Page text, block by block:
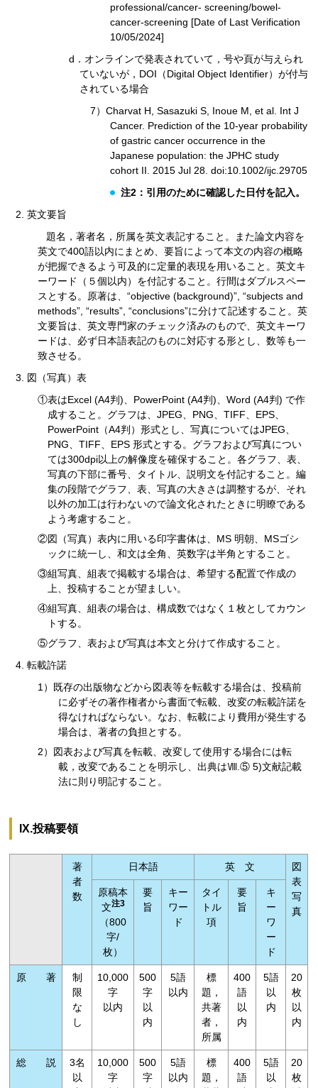
professional/cancer- screening/bowel-
cancer-screening [Date of Last Verification
10/05/2024]
d．オンラインで発表されていて，号や頁が与えられ
ていないが，DOI（Digital Object Identifier）が付与
されている場合
7）Charvat H, Sasazuki S, Inoue M, et al. Int J
Cancer. Prediction of the 10-year probability
of gastric cancer occurrence in the
Japanese population: the JPHC study
cohort II. 2015 Jul 28. doi:10.1002/ijc.29705
注2：引用のために確認した日付を記入。
英文要旨
題名，著者名，所属を英文表記すること。また論文内容を
英文で400語以内にまとめ、要旨によって本文の内容の概略
が把握できるよう可及的に定量的表現を用いること。英文キ
ーワード（５個以内）を付記すること。行間はダブルスペー
スとする。原著は、“objective (background)”, “subjects and
methods”, “results”, “conclusions”に分けて記述すること。英
文要旨は、英文専門家のチェック済みのもので、英文キーワ
ードは、必ず日本語表記のものに対応する形とし、数等も一
致させる。
図（写真）表
①表はExcel (A4判)、PowerPoint (A4判)、Word (A4判) で作
成すること。グラフは、JPEG、PNG、TIFF、EPS、
PowerPoint（A4判）形式とし、写真についてはJPEG、
PNG、TIFF、EPS 形式とする。グラフおよび写真につい
ては300dpi以上の解像度を確保すること。各グラフ、表、
写真の下部に番号、タイトル、説明文を付記すること。編
集の段階でグラフ、表、写真の大きさは調整するが、それ
以外の加工は行わないので論文化されたときに明瞭である
よう考慮すること。
②図（写真）表内に用いる印字書体は、MS 明朝、MSゴシ
ックに統一し、和文は全角、英数字は半角とすること。
③組写真、組表で掲載する場合は、希望する配置で作成の
上、投稿することが望ましい。
④組写真、組表の場合は、構成数ではなく１枚としてカウン
トする。
⑤グラフ、表および写真は本文と分けて作成すること。
転載許諾
1）既存の出版物などから図表等を転載する場合は、投稿前
に必ずその著作権者から書面で転載、改変の転載許諾を
得なければならない。なお、転載により費用が発生する
場合は、著者の負担とする。
2）図表および写真を転載、改変して使用する場合には転
載，改変であることを明示し、出典はⅧ.⑤ 5)文献記載
法に則り明記すること。
IX.投稿要領
著
者
数
日本語 英 文
図
表
写
真
原稿本
文注3
（800
字/
枚）
要
旨
キー
ワー
ド
タイ
トル
項
要
旨
キ
ー
ワ
ー
ド
原 著
制
限
な
し
10,000
字
以内
500
字
以
内
5語
以内
標
題，
共著
者，
所属
400
語
以
内
5語
以
内
20
枚
以
内
総 説
3名
以
10,000
字
500
字
5語
以内
標
題，
400
語
5語
以
20
枚